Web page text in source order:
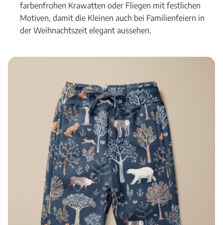
farbenfrohen Krawatten oder Fliegen mit festlichen
Motiven, damit die Kleinen auch bei Familienfeiern in
der Weihnachtszeit elegant aussehen.